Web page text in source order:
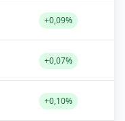
+0,09%
+0,07%
+0,10%